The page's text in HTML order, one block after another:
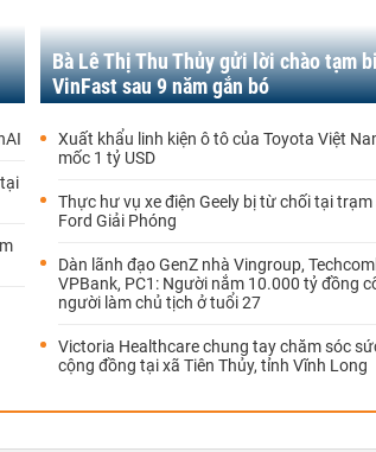
Bà Lê Thị Thu Thủy gửi lời chào tạm
VinFast sau 9 năm gắn bó
Xuất khẩu linh kiện ô tô của Toyota Việt
mốc 1 tỷ USD
Thực hư vụ xe điện Geely bị từ chối tại trạm
Ford Giải Phóng
Dàn lãnh đạo GenZ nhà Vingroup,
VPBank, PC1: Người nắm 10.000 tỷ đồng
người làm chủ tịch ở tuổi 27
Victoria Healthcare chung tay chăm sóc
cộng đồng tại xã Tiên Thủy, tỉnh Vĩnh Long